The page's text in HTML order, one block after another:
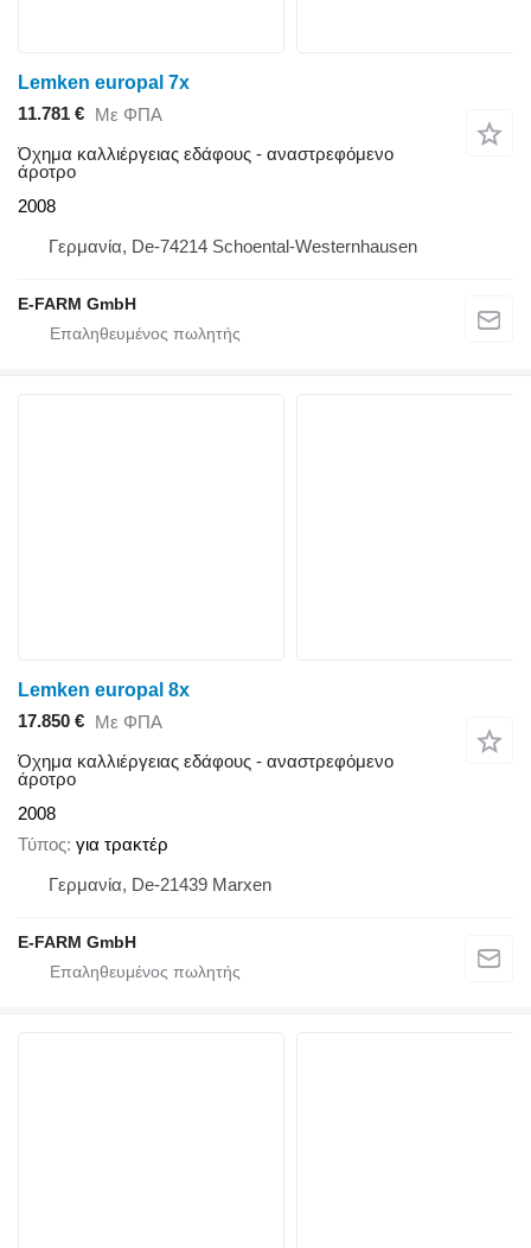
Lemken europal 7x
11.781 € Με ΦΠΑ
Όχημα καλλιέργειας εδάφους - αναστρεφόμενο
άροτρο
2008
Γερμανία, De-74214 Schoental-Westernhausen
E-FARM GmbH
Lemken europal 8x
17.850 €
Με ΦΠΑ
Όχημα καλλιέργειας εδάφους - αναστρεφόμενο
άροτρο
2008
Τύπος για τρακτέρ
Γερμανία, De-21439 Marxen
E-FARM GmbH